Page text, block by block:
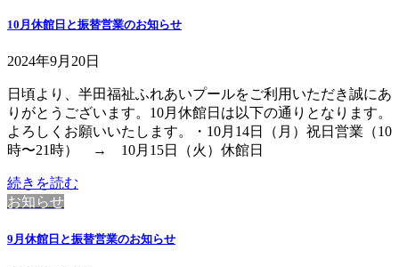
10月休館日と振替営業のお知らせ
2024年9月20日
日頃より、半田福祉ふれあいプールをご利用いただき誠にあ
りがとうございます。10月休館日は以下の通りとなります。
よろしくお願いいたします。・10月14日（月）祝日営業（10
時〜21時） → 10月15日（火）休館日
続きを読む
お知らせ
9月休館日と振替営業のお知らせ